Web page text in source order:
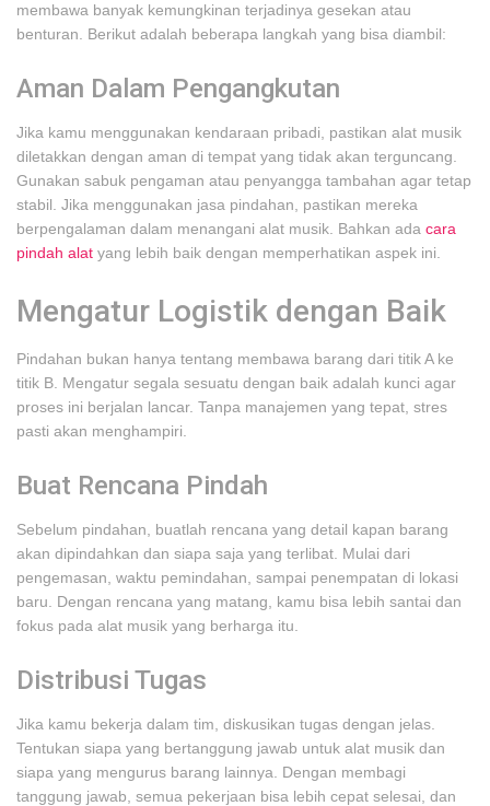
membawa banyak kemungkinan terjadinya gesekan atau
benturan. Berikut adalah beberapa langkah yang bisa diambil:
Aman Dalam Pengangkutan
Jika kamu menggunakan kendaraan pribadi, pastikan alat musik
diletakkan dengan aman di tempat yang tidak akan terguncang.
Gunakan sabuk pengaman atau penyangga tambahan agar tetap
stabil. Jika menggunakan jasa pindahan, pastikan mereka
berpengalaman dalam menangani alat musik. Bahkan ada cara
pindah alat yang lebih baik dengan memperhatikan aspek ini.
Mengatur Logistik dengan Baik
Pindahan bukan hanya tentang membawa barang dari titik A ke
titik B. Mengatur segala sesuatu dengan baik adalah kunci agar
proses ini berjalan lancar. Tanpa manajemen yang tepat, stres
pasti akan menghampiri.
Buat Rencana Pindah
Sebelum pindahan, buatlah rencana yang detail kapan barang
akan dipindahkan dan siapa saja yang terlibat. Mulai dari
pengemasan, waktu pemindahan, sampai penempatan di lokasi
baru. Dengan rencana yang matang, kamu bisa lebih santai dan
fokus pada alat musik yang berharga itu.
Distribusi Tugas
Jika kamu bekerja dalam tim, diskusikan tugas dengan jelas.
Tentukan siapa yang bertanggung jawab untuk alat musik dan
siapa yang mengurus barang lainnya. Dengan membagi
tanggung jawab, semua pekerjaan bisa lebih cepat selesai, dan